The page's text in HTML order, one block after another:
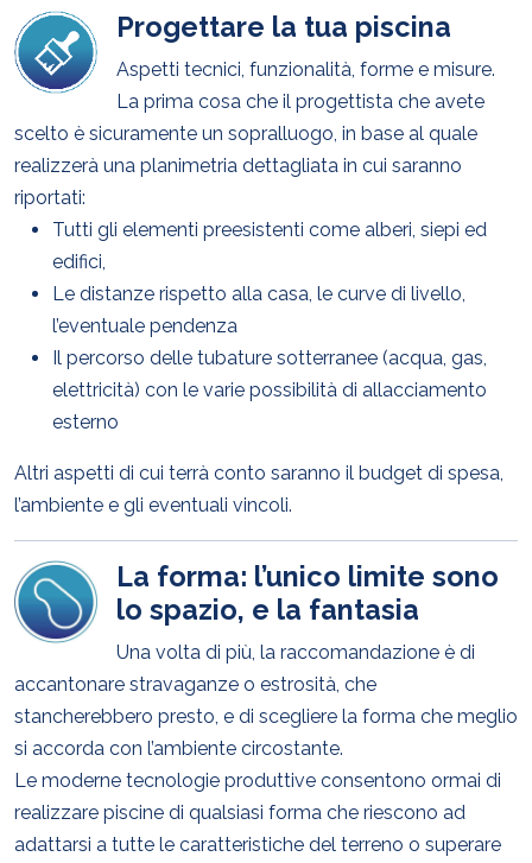
Progettare la tua piscina
Aspetti tecnici, funzionalità, forme e misure.
La prima cosa che il progettista che avete
scelto è sicuramente un sopralluogo, in base al quale
realizzerà una planimetria dettagliata in cui saranno
riportati:
Tutti gli elementi preesistenti come alberi, siepi ed
edifici,
Le distanze rispetto alla casa, le curve di livello,
l’eventuale pendenza
Il percorso delle tubature sotterranee (acqua, gas,
elettricità) con le varie possibilità di allacciamento
esterno
Altri aspetti di cui terrà conto saranno il budget di spesa,
l’ambiente e gli eventuali vincoli.
La forma: l’unico limite sono
lo spazio, e la fantasia
Una volta di più, la raccomandazione è di
accantonare stravaganze o estrosità, che
stancherebbero presto, e di scegliere la forma che meglio
si accorda con l’ambiente circostante.
Le moderne tecnologie produttive consentono ormai di
realizzare piscine di qualsiasi forma che riescono ad
adattarsi a tutte le caratteristiche del terreno o superare